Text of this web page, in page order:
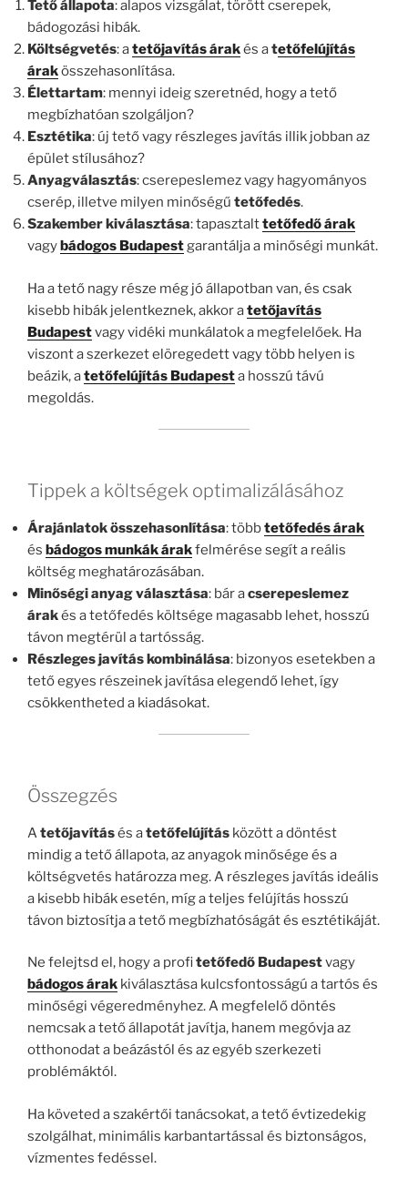
Tető állapota: alapos vizsgálat, törött cserepek,
bádogozási hibák.
Költségvetés: atetőjavítás árakés atetőfelújítás
árakösszehasonlítása.
Élettartam: mennyi ideig szeretnéd, hogy a tető
megbízhatóan szolgáljon?
Esztétika: új tető vagy részleges javítás illik jobban az
épület stílusához?
Anyagválasztás: cserepeslemez vagy hagyományos
cserép, illetve milyen minőségű tetőfedés.
Szakember kiválasztása: tapasztalttetőfedő árak
vagy bádogos Budapestgarantálja a minőségi munkát.
Ha a tető nagy része még jó állapotban van, és csak
kisebb hibák jelentkeznek, akkor atetőjavítás
Budapestvagy vidéki munkálatok a megfelelőek. Ha
viszont a szerkezet elöregedett vagy több helyen is
beázik, atetőfelújítás Budapesta hosszú távú
megoldás.
Tippek a költségek optimalizálásához
Árajánlatok összehasonlítása: többtetőfedés árak
és bádogos munkák árakfelmérése segít a reális
költség meghatározásában.
Minőségi anyag választása: bár acserepeslemez
árakés a tetőfedés költsége magasabb lehet, hosszú
távon megtérül a tartósság.
Részleges javítás kombinálása: bizonyos esetekben a
tető egyes részeinek javítása elegendő lehet, így
csökkentheted a kiadásokat.
Összegzés
Atetőjavításés atetőfelújítás között a döntést
mindig a tető állapota, az anyagok minősége és a
költségvetés határozza meg. A részleges javítás ideális
a kisebb hibák esetén, míg a teljes felújítás hosszú
távon biztosítja a tető megbízhatóságát és esztétikáját.
Ne felejtsd el, hogy a profitetőfedő Budapestvagy
bádogos árak kiválasztása kulcsfontosságú a tartós és
minőségi végeredményhez. A megfelelő döntés
nemcsak a tető állapotát javítja, hanem megóvja az
otthonodat a beázástól és az egyéb szerkezeti
problémáktól.
Ha követed a szakértői tanácsokat, a tető évtizedekig
szolgálhat, minimális karbantartással és biztonságos,
vízmentes fedéssel.